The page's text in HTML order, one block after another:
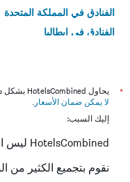
الفنادق في المملكة المتحدة
الفنادق في إيطاليا
*
يحاول HotelsCombined بشكل دائم الحصول على الأسعار الدقيقة، ولكن
لا يمكن ضمان الأسعار .
إليك السبب:
HotelsCombined ليس البائع
نقوم بتجميع الكثير من